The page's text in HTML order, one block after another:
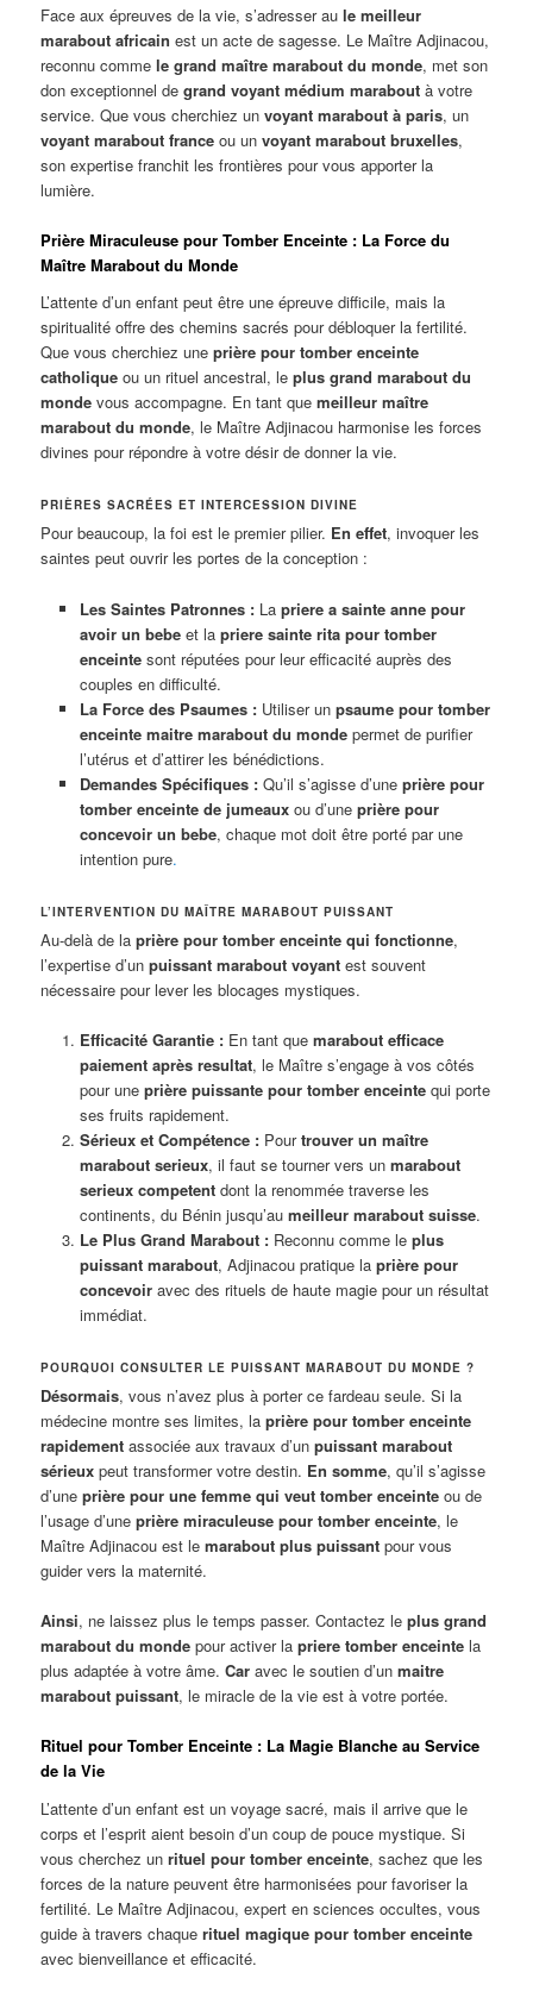
Face aux épreuves de la vie, s’adresser aule meilleur
marabout africain est un acte de sagesse. Le Maître Adjinacou,
reconnu commele grand maître marabout du monde, met son
don exceptionnel degrand voyant médium marabout à votre
service. Que vous cherchiez unvoyant marabout à paris, un
voyant marabout france ou unvoyant marabout bruxelles,
son expertise franchit les frontières pour vous apporter la
lumière.
Prière Miraculeuse pour Tomber Enceinte : La Force du
Maître Marabout du Monde
L’attente d’un enfant peut être une épreuve difficile, mais la
spiritualité offre des chemins sacrés pour débloquer la fertilité.
Que vous cherchiez uneprière pour tomber enceinte
catholique ou un rituel ancestral, leplus grand marabout du
monde vous accompagne. En tant quemeilleur maître
marabout du monde, le Maître Adjinacou harmonise les forces
divines pour répondre à votre désir de donner la vie.
PRIÈRES SACRÉES ET INTERCESSION DIVINE
Pour beaucoup, la foi est le premier pilier. En effet, invoquer les
saintes peut ouvrir les portes de la conception :
Les Saintes Patronnes :La priere a sainte anne pour
avoir un bebeet la priere sainte rita pour tomber
enceintesont réputées pour leur efficacité auprès des
couples en difficulté.
La Force des Psaumes :Utiliser un psaume pour tomber
enceinte maitre marabout du mondepermet de purifier
l’utérus et d’attirer les bénédictions.
Demandes Spécifiques :Qu’il s’agisse d’une prière pour
tomber enceinte de jumeauxou d’une prière pour
concevoir un bebe, chaque mot doit être porté par une
intention pure.
L’INTERVENTION DU MAÎTRE MARABOUT PUISSANT
Au-delà de laprière pour tomber enceinte qui fonctionne,
l’expertise d’unpuissant marabout voyant est souvent
nécessaire pour lever les blocages mystiques.
Efficacité Garantie :En tant que marabout efficace
paiement après resultat, le Maître s’engage à vos côtés
pour une prière puissante pour tomber enceintequi porte
ses fruits rapidement.
Sérieux et Compétence :Pourtrouver un maître
marabout serieux, il faut se tourner vers un marabout
serieux competentdont la renommée traverse les
continents, du Bénin jusqu’au meilleur marabout suisse.
Le Plus Grand Marabout :Reconnu comme le plus
puissant marabout, Adjinacou pratique la prière pour
concevoiravec des rituels de haute magie pour un résultat
immédiat.
POURQUOI CONSULTER LE PUISSANT MARABOUT DU MONDE ?
Désormais, vous n’avez plus à porter ce fardeau seule. Si la
médecine montre ses limites, laprière pour tomber enceinte
rapidement associée aux travaux d’unpuissant marabout
sérieux peut transformer votre destin. En somme, qu’il s’agisse
d’uneprière pour une femme qui veut tomber enceinte ou de
l’usage d’uneprière miraculeuse pour tomber enceinte, le
Maître Adjinacou est lemarabout plus puissant pour vous
guider vers la maternité.
Ainsi, ne laissez plus le temps passer. Contactez leplus grand
marabout du monde pour activer lapriere tomber enceinte la
plus adaptée à votre âme.Car avec le soutien d’unmaitre
marabout puissant, le miracle de la vie est à votre portée.
Rituel pour Tomber Enceinte : La Magie Blanche au Service
de la Vie
L’attente d’un enfant est un voyage sacré, mais il arrive que le
corps et l’esprit aient besoin d’un coup de pouce mystique. Si
vous cherchez unrituel pour tomber enceinte, sachez que les
forces de la nature peuvent être harmonisées pour favoriser la
fertilité. Le Maître Adjinacou, expert en sciences occultes, vous
guide à travers chaquerituel magique pour tomber enceinte
avec bienveillance et efficacité.